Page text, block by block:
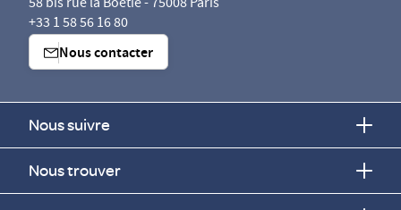
58 bis rue la Boétie - 75008 Paris
+33 1 58 56 16 80
Nous contacter
Nous suivre
Nous trouver